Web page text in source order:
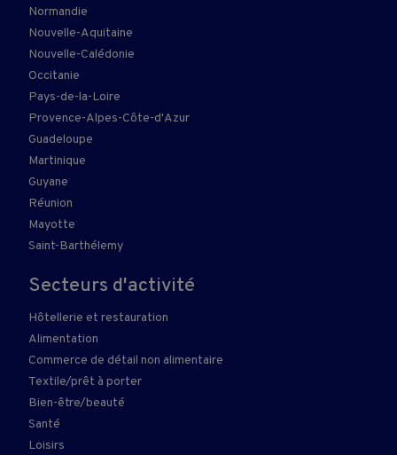
Normandie
Nouvelle-Aquitaine
Nouvelle-Calédonie
Occitanie
Pays-de-la-Loire
Provence-Alpes-Côte-d'Azur
Guadeloupe
Martinique
Guyane
Réunion
Mayotte
Saint-Barthélemy
Secteurs d'activité
Hôtellerie et restauration
Alimentation
Commerce de détail non alimentaire
Textile/prêt à porter
Bien-être/beauté
Santé
Loisirs